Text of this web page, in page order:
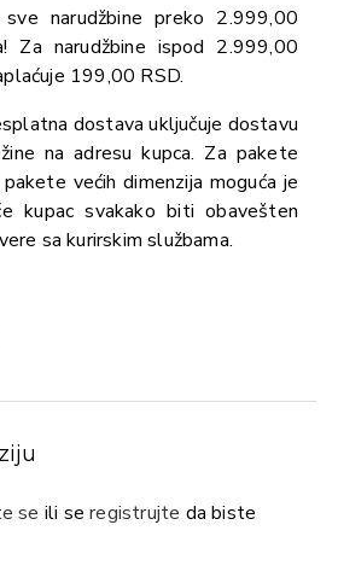
narudžbine preko 2.999,00
Za narudžbine ispod 2.999,00
199,00 RSD.
dostava uključuje dostavu
na adresu kupca. Za pakete
većih dimenzija moguća je
kupac svakako biti obavešten
sa kurirskim službama.
se ili seregistrujte da biste